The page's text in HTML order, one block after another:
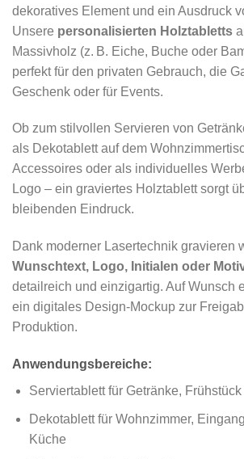
dekoratives Element und ein Ausdruck
Unsere personalisierten Holztabletts
Massivholz (z. B. Eiche, Buche oder
perfekt für den privaten Gebrauch, die
Geschenk oder für Events.
Ob zum stilvollen Servieren von
als Dekotablett auf dem
Accessoires oder als individuelles
Logo – ein graviertes Holztablett sorgt
bleibenden Eindruck.
Dank moderner Lasertechnik gravieren
Wunschtext, Logo, Initialen oder
detailreich und einzigartig. Auf Wunsch
ein digitales Design-Mockup zur
Produktion.
Anwendungsbereiche:
Serviertablett für Getränke,
Dekotablett für Wohnzimmer,
Küche